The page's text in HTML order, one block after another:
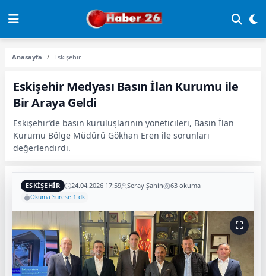
Anasayfa Eskişehir
Eskişehir Medyası Basın İlan Kurumu ile
Bir Araya Geldi
Eskişehir’de basın kuruluşlarının yöneticileri, Basın İlan
Kurumu Bölge Müdürü Gökhan Eren ile sorunları
değerlendirdi.
ESKIŞEHIR 24.04.2026 17:59 Seray Şahin 63 okuma
Okuma Süresi: 1 dk